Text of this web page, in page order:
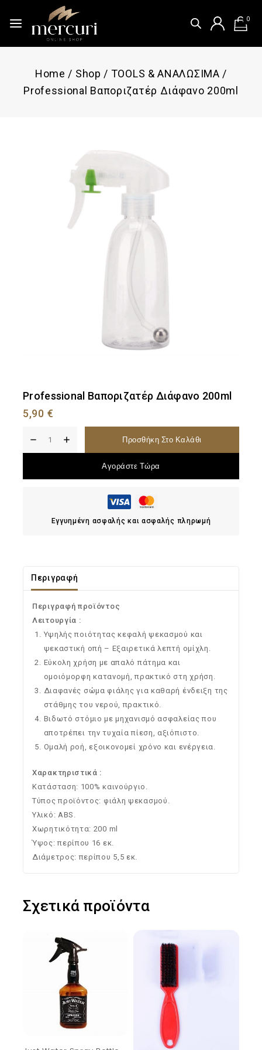
0
Home / Shop / TOOLS & ΑΝΑΛΩΣΙΜΑ /
Professional Βαποριζατέρ Διάφανο 200ml
Professional Βαποριζατέρ Διάφανο 200ml
5,90 €
Προσθήκη Στο Καλάθι
Αγοράστε Τώρα
Εγγυημένη ασφαλής και ασφαλής πληρωμή
Περιγραφή
Περιγραφή προϊόντος
Λειτουργία :
Υψηλής ποιότητας κεφαλή ψεκασμού και
ψεκαστική οπή – Εξαιρετικά λεπτή ομίχλη.
Εύκολη χρήση με απαλό πάτημα και
ομοιόμορφη κατανομή, πρακτικό στη χρήση.
Διαφανές σώμα φιάλης για καθαρή ένδειξη της
στάθμης του νερού, πρακτικό.
Βιδωτό στόμιο με μηχανισμό ασφαλείας που
αποτρέπει την τυχαία πίεση, αξιόπιστο.
Ομαλή ροή, εξοικονομεί χρόνο και ενέργεια.
Χαρακτηριστικά :
Κατάσταση: 100% καινούργιο.
Τύπος προϊόντος: φιάλη ψεκασμού.
Υλικό: ABS.
Χωρητικότητα: 200 ml
Ύψος: περίπου 16 εκ.
Διάμετρος: περίπου 5,5 εκ.
Σχετικά προϊόντα